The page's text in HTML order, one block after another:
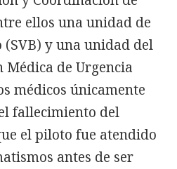
ellos una unidad de
(SVB) y una unidad del
Médica de Urgencia
médicos únicamente
fallecimiento del
el piloto fue atendido
antes de ser